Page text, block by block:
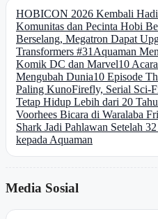
HOBICON 2026 Kembali
Komunitas dan Pecinta Hobi
Berselang, Megatron Dapat
Transformers #31 Aquaman
Komik DC dan Marvel10
Mengubah Dunia10 Episode
Paling KunoFirefly, Serial Sci-
Tetap Hidup Lebih dari 20
Voorhees Bicara di Waralaba
Shark Jadi Pahlawan Setelah
kepada Aquaman
Media Sosial